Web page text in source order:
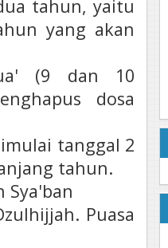
tahun, yaitu
yang akan
(9 dan 10
dosa
tanggal 2
tahun.
Sya'ban
Puasa